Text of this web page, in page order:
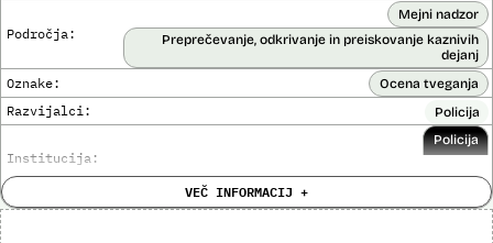
Področja:
Mejni nadzor
Preprečevanje, odkrivanje in preiskovanje kaznivih
dejanj
Oznake: Ocena tveganja
Razvijalci: Policija
Institucija:
Policija
Cena: Neznana ?
VEČ INFORMACIJ +